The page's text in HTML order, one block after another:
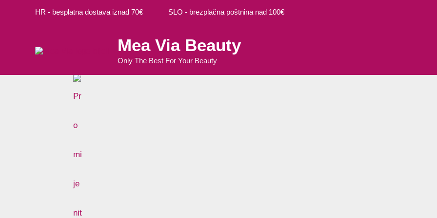
HR - besplatna dostava iznad 70€ SLO - brezplačna poštnina nad 100€
Mea Via Beauty
Only The Best For Your Beauty
5,99 €.
5,09 €.
5,99 €.
5,09 €.